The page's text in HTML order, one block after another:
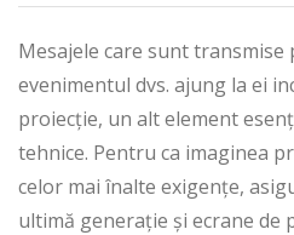
Mesajele care sunt
evenimentul dvs. ajung la ei
proiecție, un alt element
tehnice. Pentru ca imaginea
celor mai înalte exigențe,
ultimă generație și ecrane de